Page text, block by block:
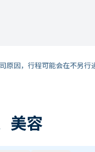
因，行程可能会在不另行
美容